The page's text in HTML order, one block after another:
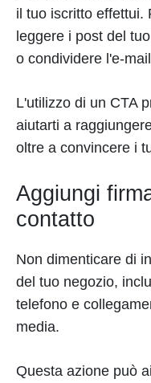
il tuo iscritto effettui.
leggere i post del
o condividere l'e-
L'utilizzo di un CTA
aiutarti a
oltre a convincere i
Aggiungi
contatto
Non dimenticare di
del tuo negozio,
telefono e
media.
Questa azione può